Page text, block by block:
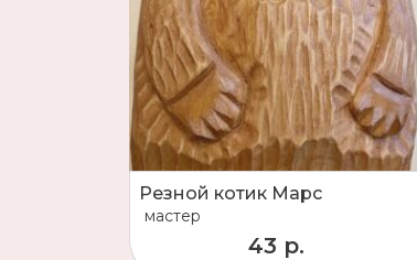
Резной котик Марс
мастер
43 р.